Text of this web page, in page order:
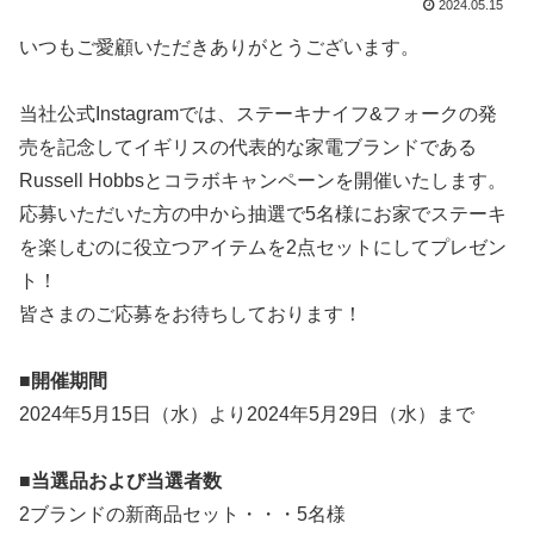
2024.05.15
いつもご愛顧いただきありがとうございます。
当社公式Instagramでは、ステーキナイフ&フォークの発
売を記念してイギリスの代表的な家電ブランドである
Russell Hobbsとコラボキャンペーンを開催いたします。
応募いただいた方の中から抽選で5名様にお家でステーキ
を楽しむのに役立つアイテムを2点セットにしてプレゼン
ト！
皆さまのご応募をお待ちしております！
■開催期間
2024年5月15日（水）より2024年5月29日（水）まで
■当選品および当選者数
2ブランドの新商品セット・・・5名様